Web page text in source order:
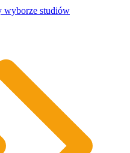
wyborze studiów